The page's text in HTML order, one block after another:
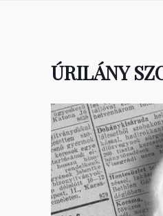
ÚRILÁNY